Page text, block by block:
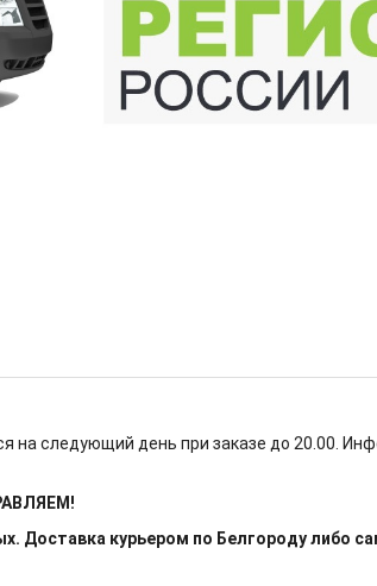
на следующий день при заказе до 20.00.
Доставка курьером по Белгороду либо